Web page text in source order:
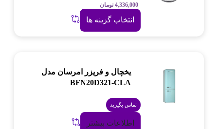
4,336,000 تومان
انتخاب گزینه ها
یخچال و فریزر امرسان مدل
BFN20D321-CLA
تماس بگیرید
اطلاعات بیشتر